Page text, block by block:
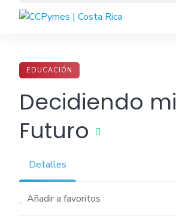
EDUCACIÓN
Decidiendo mi
Futuro
Detalles
Añadir a favoritos